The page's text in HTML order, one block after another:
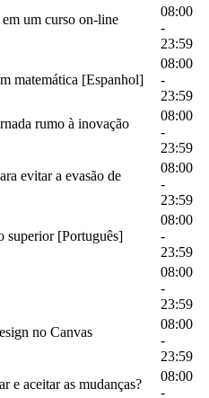
um curso on-line
08:00
-
23:59
matemática [Espanhol]
08:00
-
23:59
rumo à inovação
08:00
-
23:59
evitar a evasão de
08:00
-
23:59
superior [Português]
08:00
-
23:59
08:00
-
23:59
no Canvas
08:00
-
23:59
e aceitar as mudanças?
08:00
-